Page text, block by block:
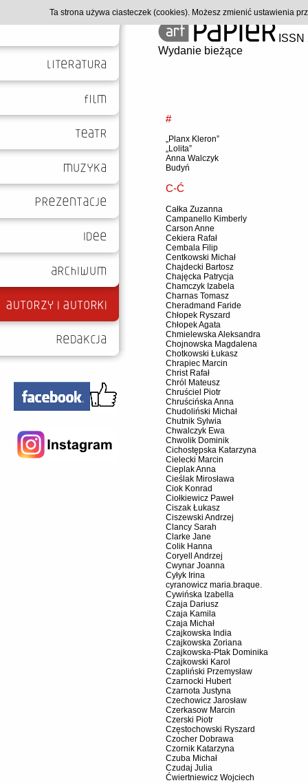
Wydanie bieżące
#
„Planx Kleron”
„Lolita”
Anna Walczyk
Budyń
C-Ć
Całka Zuzanna
Campanello Kimberly
Carson Anne
Cekiera Rafał
Cembala Filip
Centkowski Michał
Chajdecki Bartosz
Chajęcka Patrycja
Chamczyk Izabela
Charnas Tomasz
Cheradmand Faride
Chłopek Ryszard
Chłopek Agata
Chmielewska Aleksandra
Chojnowska Magdalena
Chotkowski Łukasz
Chrapiec Marcin
Christ Rafał
Chról Mateusz
Chruściel Piotr
Chruścińska Anna
Chudoliński Michał
Chutnik Sylwia
Chwalczyk Ewa
Chwolik Dominik
Cichostępska Katarzyna
Cielecki Marcin
Cieplak Anna
Cieślak Mirosława
Ciok Konrad
Ciołkiewicz Paweł
Ciszak Łukasz
Ciszewski Andrzej
Clancy Sarah
Clarke Jane
Colik Hanna
Coryell Andrzej
Cwynar Joanna
Cyłyk Irina
cyranowicz maria.braque.
Cywińska Izabella
Czaja Dariusz
Czaja Kamila
Czaja Michał
Czajkowska India
Czajkowska Zoriana
Czajkowska-Ptak Dominika
Czajkowski Karol
Czapliński Przemysław
Czarnocki Hubert
Czarnota Justyna
Czechowicz Jarosław
Czerkasow Marcin
Czerski Piotr
Częstochowski Ryszard
Czocher Dobrawa
Czornik Katarzyna
Czuba Michał
Czudaj Julia
Ćwiertniewicz Wojciech
Ta strona używa ciasteczek (cookies). Możesz zmienić ustawienia